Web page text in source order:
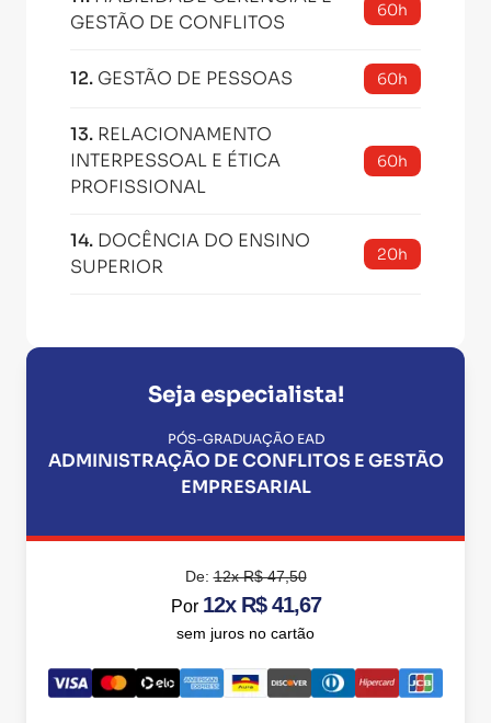
GESTÃO DE CONFLITOS
60h
12. GESTÃO DE PESSOAS 60h
13. RELACIONAMENTO
INTERPESSOAL E ÉTICA
PROFISSIONAL
60h
14. DOCÊNCIA DO ENSINO
SUPERIOR
20h
Seja especialista!
PÓS-GRADUAÇÃO EAD
ADMINISTRAÇÃO DE CONFLITOS E GESTÃO
EMPRESARIAL
De:12x R$ 47,50
Por 12x R$ 41,67
sem juros no cartão